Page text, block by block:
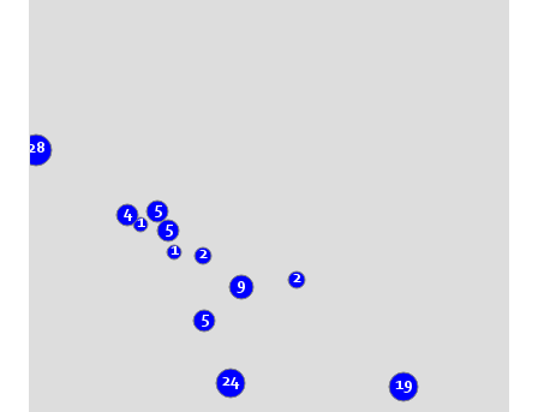
1
1
4 5
28
5
2
19
9
5
24
2